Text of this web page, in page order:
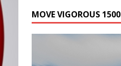
MOVE VIGOROUS 1500